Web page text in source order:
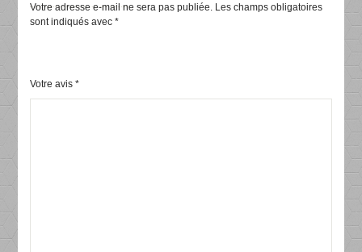
Votre adresse e-mail ne sera pas publiée. Les champs obligatoires
sont indiqués avec*
Votre avis*